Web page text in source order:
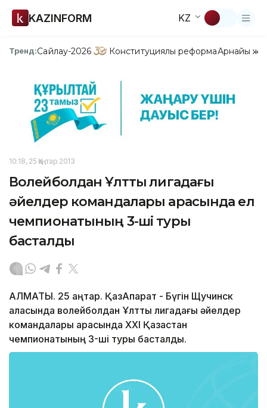
KAZINFORM KZ
Тренд:Сайлау-2026 Конституциялық реформаАрнайы
10:18, 25 Қаңтар 2013
Волейболдан Ұлттық лигадағы
әйелдер командалары арасында ел
чемпионатының 3-ші туры
басталды
АЛМАТЫ. 25 қаңтар. ҚазАқпарат - Бүгін Щучинск
қаласында волейболдан Ұлттық лигадағы әйелдер
командалары арасында ХХІ Қазақстан
чемпионатының 3-ші туры басталды.